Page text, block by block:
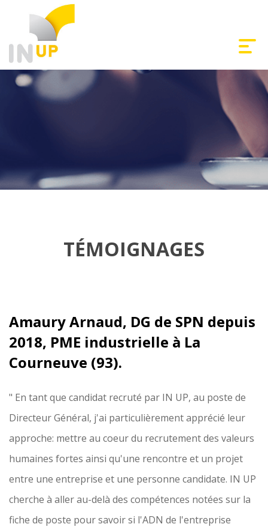
TÉMOIGNAGES
Amaury Arnaud, DG de SPN depuis
2018, PME industrielle à La
Courneuve (93).
" En tant que candidat recruté par IN UP, au poste de
Directeur Général, j'ai particulièrement apprécié leur
approche: mettre au coeur du recrutement des valeurs
humaines fortes ainsi qu'une rencontre et un projet
entre une entreprise et une personne candidate. IN UP
cherche à aller au-delà des compétences notées sur la
fiche de poste pour savoir si l'ADN de l'entreprise